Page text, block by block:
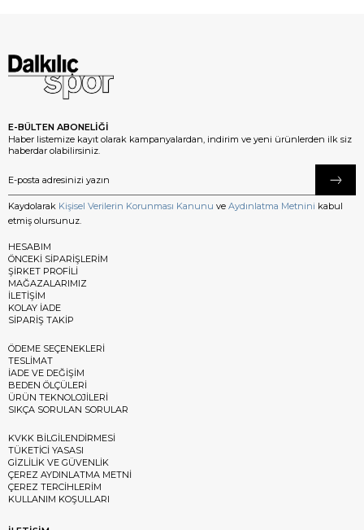
E-BÜLTEN ABONELİĞİ
Haber listemize kayıt olarak kampanyalardan, indirim ve yeni ürünlerden ilk siz
haberdar olabilirsiniz.
Kaydolarak Kişisel Verilerin Korunması Kanunu ve Aydınlatma Metnini kabul
etmiş olursunuz.
HESABIM
ÖNCEKİ SİPARİŞLERİM
ŞİRKET PROFİLİ
MAĞAZALARIMIZ
İLETİŞİM
KOLAY İADE
SİPARİŞ TAKİP
ÖDEME SEÇENEKLERİ
TESLİMAT
İADE VE DEĞİŞİM
BEDEN ÖLÇÜLERİ
ÜRÜN TEKNOLOJİLERİ
SIKÇA SORULAN SORULAR
KVKK BİLGİLENDİRMESİ
TÜKETİCİ YASASI
GİZLİLİK VE GÜVENLİK
ÇEREZ AYDINLATMA METNİ
ÇEREZ TERCİHLERİM
KULLANIM KOŞULLARI